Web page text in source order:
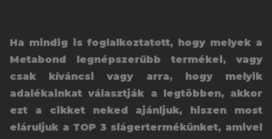
Ha mindig is foglalkoztatott, hogy melyek a
Metabond legnépszerűbb termékei, vagy
csak kíváncsi vagy arra, hogy melyik
adalékainkat választják a legtöbben, akkor
ezt a cikket neked ajánljuk, hiszen most
eláruljuk a TOP 3 slágertermékünket, amivel